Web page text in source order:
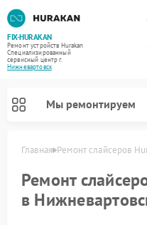
FIX-HURAKAN
Ремонт устройств Hurakan
Специализированный
cервисный центр г.
Нижневартовск
Мы ремонтируем
Главная Ремонт слайсеров
Ремонт
в